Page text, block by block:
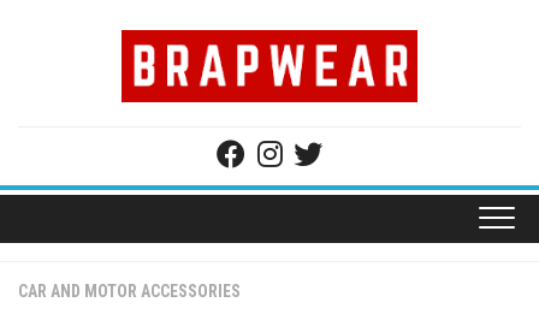
CAR AND MOTOR ACCESSORIES